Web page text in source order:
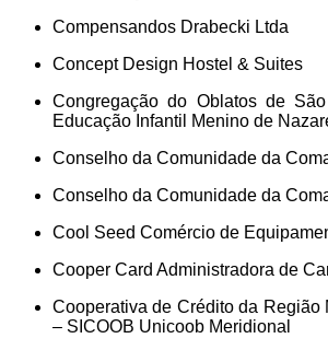
Compensandos Drabecki Ltda
Concept Design Hostel & Suites
Congregação do Oblatos de
Educação Infantil Menino de
Conselho da Comunidade da
Conselho da Comunidade da
Cool Seed Comércio de
Cooper Card Administradora de
Cooperativa de Crédito da Região
– SICOOB Unicoob Meridional